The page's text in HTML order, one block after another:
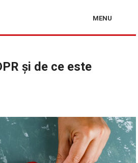
MENU
și de ce este